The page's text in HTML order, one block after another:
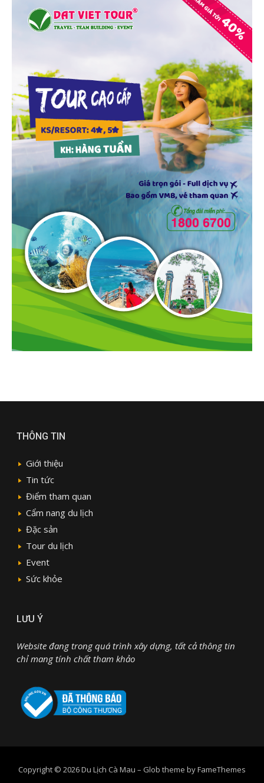
THÔNG TIN
Giới thiệu
Tin tức
Điểm tham quan
Cẩm nang du lịch
Đặc sản
Tour du lịch
Event
Sức khỏe
LƯU Ý
Website đang trong quá trình xây dựng, tất cả thông tin
chỉ mang tính chất tham khảo
Copyright © 2026 Du Lịch Cà Mau – Glob theme byFameThemes